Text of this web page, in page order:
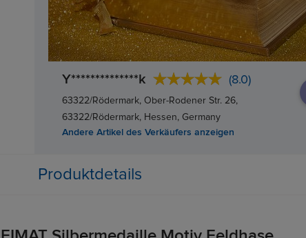
Y**************k (8.0)
63322/Rödermark, Ober-Rodener Str. 26,
63322/Rödermark, Hessen, Germany
Andere Artikel des Verkäufers anzeigen
Produktdetails